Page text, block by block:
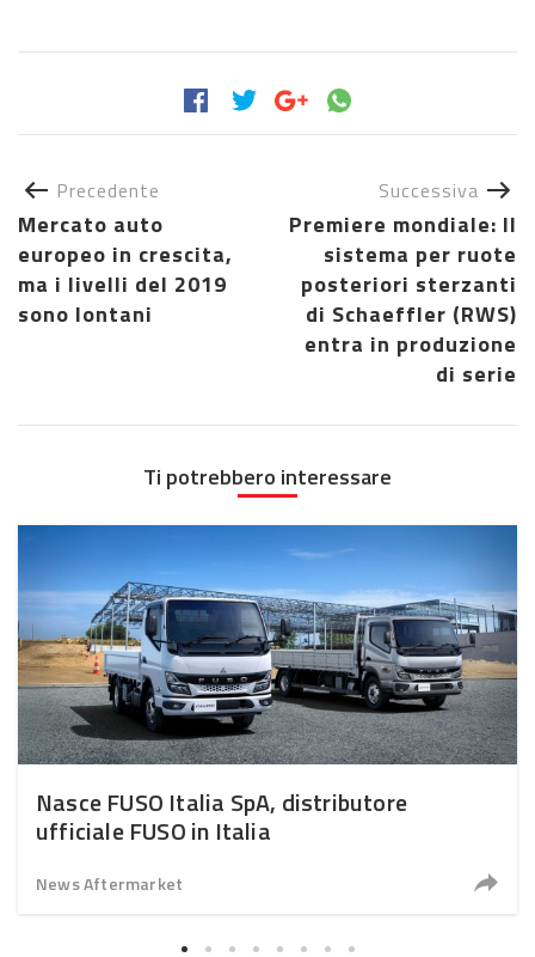
Precedente
Mercato auto
europeo in crescita,
ma i livelli del 2019
sono lontani
Successiva
Premiere mondiale: Il
sistema per ruote
posteriori sterzanti
di Schaeffler (RWS)
entra in produzione
di serie
Ti potrebbero interessare
Nasce FUSO Italia SpA, distributore
ufficiale FUSO in Italia
News Aftermarket